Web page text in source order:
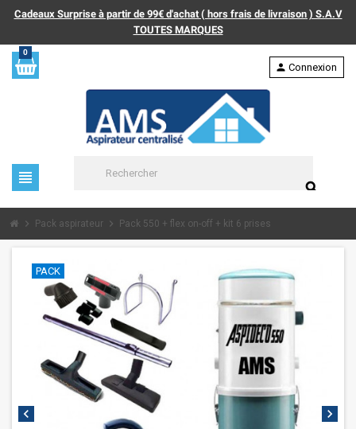
Cadeaux Surprise à partir de 99€ d'achat ( hors frais de livraison ) S.A.V
TOUTES MARQUES
0
view_headline
search
person Connexion
chevron_right Pack aspirateur chevron_right Pack 550 + flex on-off + kit 6 prises
chevron_left chevron_right
PACK